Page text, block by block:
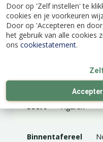
Door op 'Zelf instellen' te
cookies en je voorkeuren
Door op 'Accepteren en
het gebruik van alle cookies
ons cookiestatement.
Breedte (cm) 5.4
Hoogte (cm)
Hars
Soort Figuren
Binnentafereel